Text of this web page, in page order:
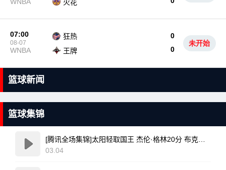
火花
07:00
08-07
WNBA
狂热
0
0
王牌
未开始
篮球新闻
篮球集锦
03.04